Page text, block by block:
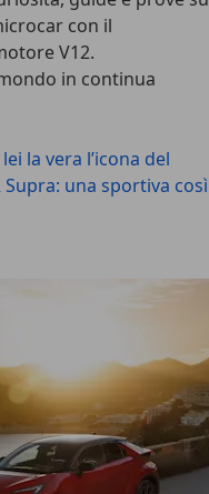
con il
V12.
in continua
la vera l’icona del
Supra: una sportiva così